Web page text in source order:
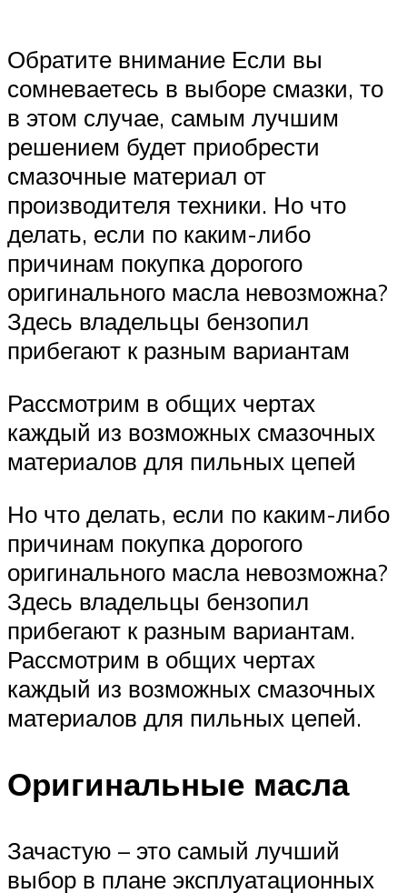
Обратите внимание Если вы
сомневаетесь в выборе смазки, то
в этом случае, самым лучшим
решением будет приобрести
смазочные материал от
производителя техники. Но что
делать, если по каким-либо
причинам покупка дорогого
оригинального масла невозможна?
Здесь владельцы бензопил
прибегают к разным вариантам
Рассмотрим в общих чертах
каждый из возможных смазочных
материалов для пильных цепей
Но что делать, если по каким-либо
причинам покупка дорогого
оригинального масла невозможна?
Здесь владельцы бензопил
прибегают к разным вариантам.
Рассмотрим в общих чертах
каждый из возможных смазочных
материалов для пильных цепей.
Оригинальные масла
Зачастую – это самый лучший
выбор в плане эксплуатационных